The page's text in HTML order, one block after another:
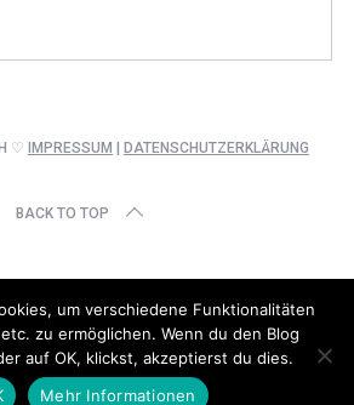
♡ IMPRESSUM DATENSCHUTZERKLÄRUNG
BACK TO TOP
um verschiedene Funktionalitäten
zu ermöglichen. Wenn du den Blog
auf OK, klickst, akzeptierst du dies.
Mehr Informationen